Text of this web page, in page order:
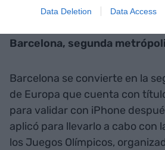
Data Deletion Data Access
mobilidad.
Barcelona, segunda metrópoli
Barcelona se convierte en la
de Europa que cuenta con
para validar con iPhone
aplicó para llevarlo a cabo con
los Juegos Olímpicos,